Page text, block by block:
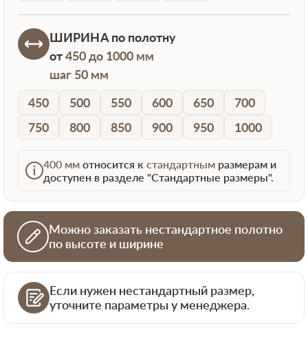
ШИРИНАпо полотну
от450 до 1000 мм
шаг 50 мм
450
500 550 600 650
700
750
800 850 900 950 1000
400 мм относится к стандартным размерам и
доступен в разделе "Стандартные размеры".
Можно заказать нестандартное полотно
по высоте и ширине
Если нужен нестандартный размер,
уточните параметры у менеджера.